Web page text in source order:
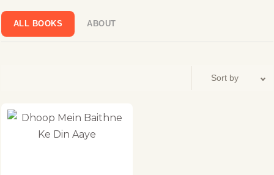
ALL BOOKS ABOUT